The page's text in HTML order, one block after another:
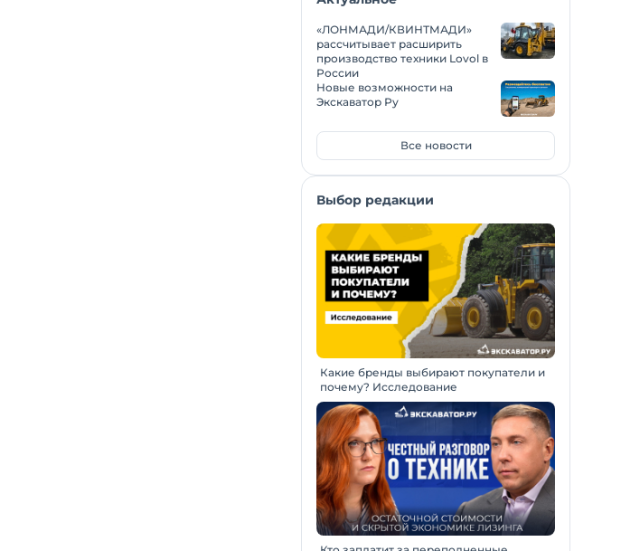
«ЛОНМАДИ/КВИНТМАДИ»
рассчитывает расширить
производство техники Lovol в
России
Новые возможности на
Экскаватор Ру
Все новости
Выбор редакции
Какие бренды выбирают покупатели и
почему? Исследование